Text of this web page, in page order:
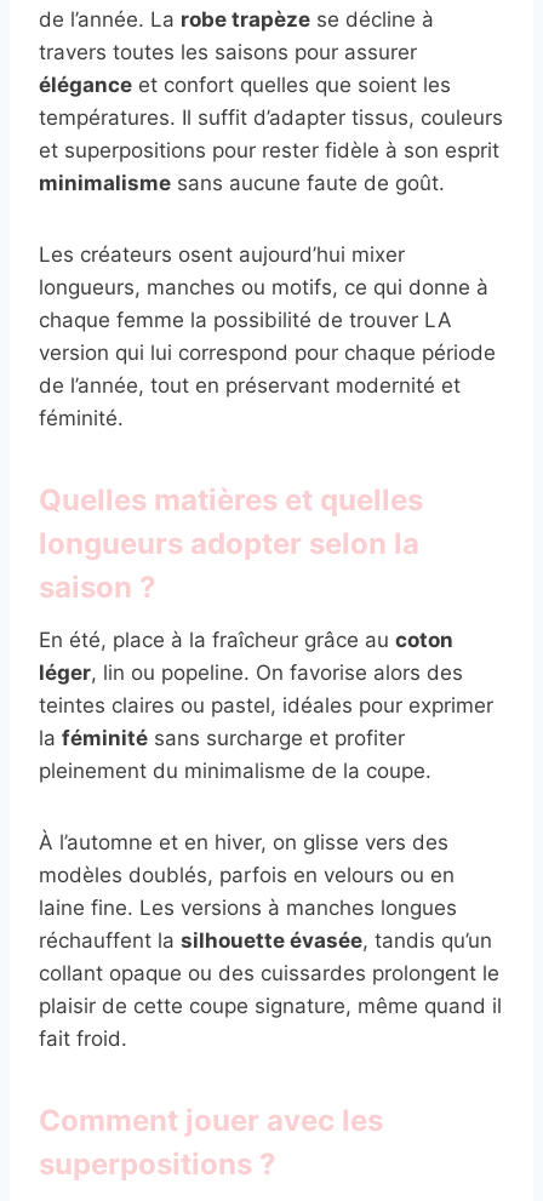
de l’année. La robe trapèze se décline à
travers toutes les saisons pour assurer
élégance et confort quelles que soient les
températures. Il suffit d’adapter tissus, couleurs
et superpositions pour rester fidèle à son esprit
minimalisme sans aucune faute de goût.
Les créateurs osent aujourd’hui mixer
longueurs, manches ou motifs, ce qui donne à
chaque femme la possibilité de trouver LA
version qui lui correspond pour chaque période
de l’année, tout en préservant modernité et
féminité.
Quelles matières et quelles
longueurs adopter selon la
saison ?
En été, place à la fraîcheur grâce au coton
léger, lin ou popeline. On favorise alors des
teintes claires ou pastel, idéales pour exprimer
la féminité sans surcharge et profiter
pleinement du minimalisme de la coupe.
À l’automne et en hiver, on glisse vers des
modèles doublés, parfois en velours ou en
laine fine. Les versions à manches longues
réchauffent la silhouette évasée, tandis qu’un
collant opaque ou des cuissardes prolongent le
plaisir de cette coupe signature, même quand il
fait froid.
Comment jouer avec les
superpositions ?